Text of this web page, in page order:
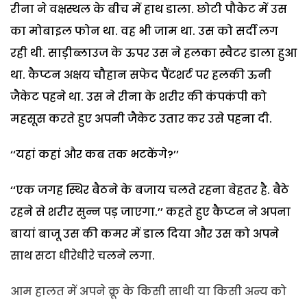
रीना ने वक्षस्थल के बीच में हाथ डाला. छोटी पौकेट में उस
का मोबाइल फोन था. वह भी जाम था. उस को सर्दी लग
रही थी. साड़ीब्लाउज के ऊपर उस ने हलका स्वैटर डाला हुआ
था. कैप्टन अक्षय चौहान सफेद पैंटशर्ट पर हलकी ऊनी
जैकेट पहने था. उस ने रीना के शरीर की कंपकंपी को
महसूस करते हुए अपनी जैकेट उतार कर उसे पहना दी.
‘‘यहां कहां और कब तक भटकेंगे?’’
‘‘एक जगह स्थिर बैठने के बजाय चलते रहना बेहतर है. बैठे
रहने से शरीर सुन्न पड़ जाएगा.’’ कहते हुए कैप्टन ने अपना
बायां बाजू उस की कमर में डाल दिया और उस को अपने
साथ सटा धीरेधीरे चलने लगा.
आम हालत में अपने क्रू के किसी साथी या किसी अन्य को